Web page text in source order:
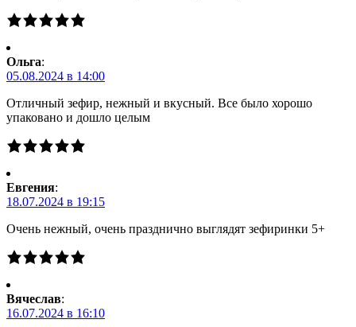
Ольга:
05.08.2024 в 14:00
Отличный зефир, нежный и вкусный. Все было хорошо
упаковано и дошло целым
Евгения:
18.07.2024 в 19:15
Очень нежный, очень празднично выглядят зефиринки 5+
Вячеслав:
16.07.2024 в 16:10